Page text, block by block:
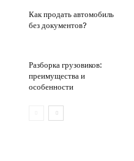
Как продать автомобиль
без документов?
Разборка грузовиков:
преимущества и
особенности